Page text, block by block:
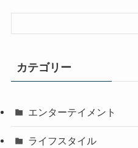
カテゴリー
エンターテイメント
ライフスタイル